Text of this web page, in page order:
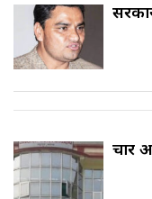
चार